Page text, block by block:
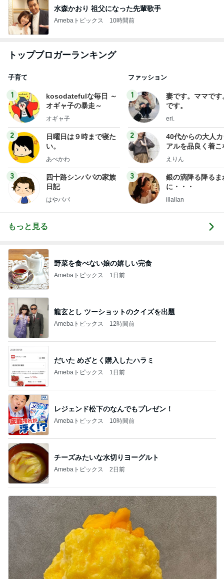
水森かおり 祖父になった先輩歌手
Amebaトピックス 10時間前
トップブロガーランキング
子育て
1
kosodatefulな毎日 ～
オギャ子の暴走～
オギャ子
2
日曜日は９時まで寝た
い。
あべかわ
3
四十路シンパパの家族
日記
はやパパ
ファッション
1
妻です。ママです
です。
eri.
2
40代からの大人
アルを品良く着こ
ファッションブロ
えりん
3
銀の滴降る降るま
に・・・
illallan
もっと見る
野菜を食べない娘の嬉しい完食
Amebaトピックス 1日前
龍玄とし ツーショットのクイズを出題
Amebaトピックス 12時間前
だいた めざとく購入したハラミ
Amebaトピックス 1日前
レジェンド松下のなんでもプレゼン！
Amebaトピックス 10時間前
チーズみたいな水切りヨーグルト
Amebaトピックス 2日前